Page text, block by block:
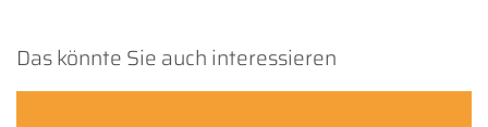
Das könnte Sie auch interessieren